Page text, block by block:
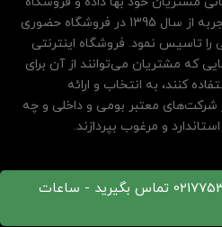
سوالی داشتید با 02177535498 تماس بگیرید - ساعات
اینترنتی خود را بر پایه سال‌ها تجربه از سال 1395 در فروشگاه حضوری
را تاسیس نمود. فروشگاه اینترنتی
که مشتریان می‌توانند از آن‌ برای
کنند، به انتخاب و ارائه
شرکت‌های معتبر بومی و داخلی و چه
و مرغوب بپردازند.